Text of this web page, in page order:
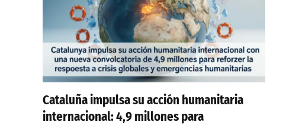
Cataluña impulsa su acción humanitaria
internacional: 4,9 millones para